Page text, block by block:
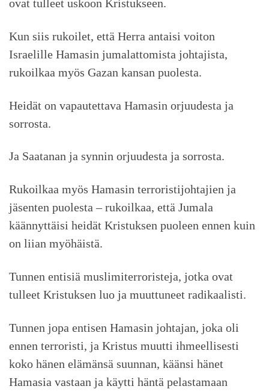
ovat tulleet uskoon Kristukseen.
Kun siis rukoilet, että Herra antaisi voiton
Israelille Hamasin jumalattomista johtajista,
rukoilkaa myös Gazan kansan puolesta.
Heidät on vapautettava Hamasin orjuudesta ja
sorrosta.
Ja Saatanan ja synnin orjuudesta ja sorrosta.
Rukoilkaa myös Hamasin terroristijohtajien ja
jäsenten puolesta – rukoilkaa, että Jumala
käännyttäisi heidät Kristuksen puoleen ennen kuin
on liian myöhäistä.
Tunnen entisiä muslimiterroristeja, jotka ovat
tulleet Kristuksen luo ja muuttuneet radikaalisti.
Tunnen jopa entisen Hamasin johtajan, joka oli
ennen terroristi, ja Kristus muutti ihmeellisesti
koko hänen elämänsä suunnan, käänsi hänet
Hamasia vastaan ja käytti häntä pelastamaan